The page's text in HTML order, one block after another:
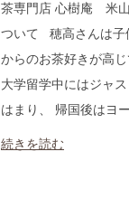
茶専門店 心樹庵 米
ついて 穂高さんは子
からのお茶好きが高
大学留学中にはジャ
はまり、 帰国後はヨ
続きを読む